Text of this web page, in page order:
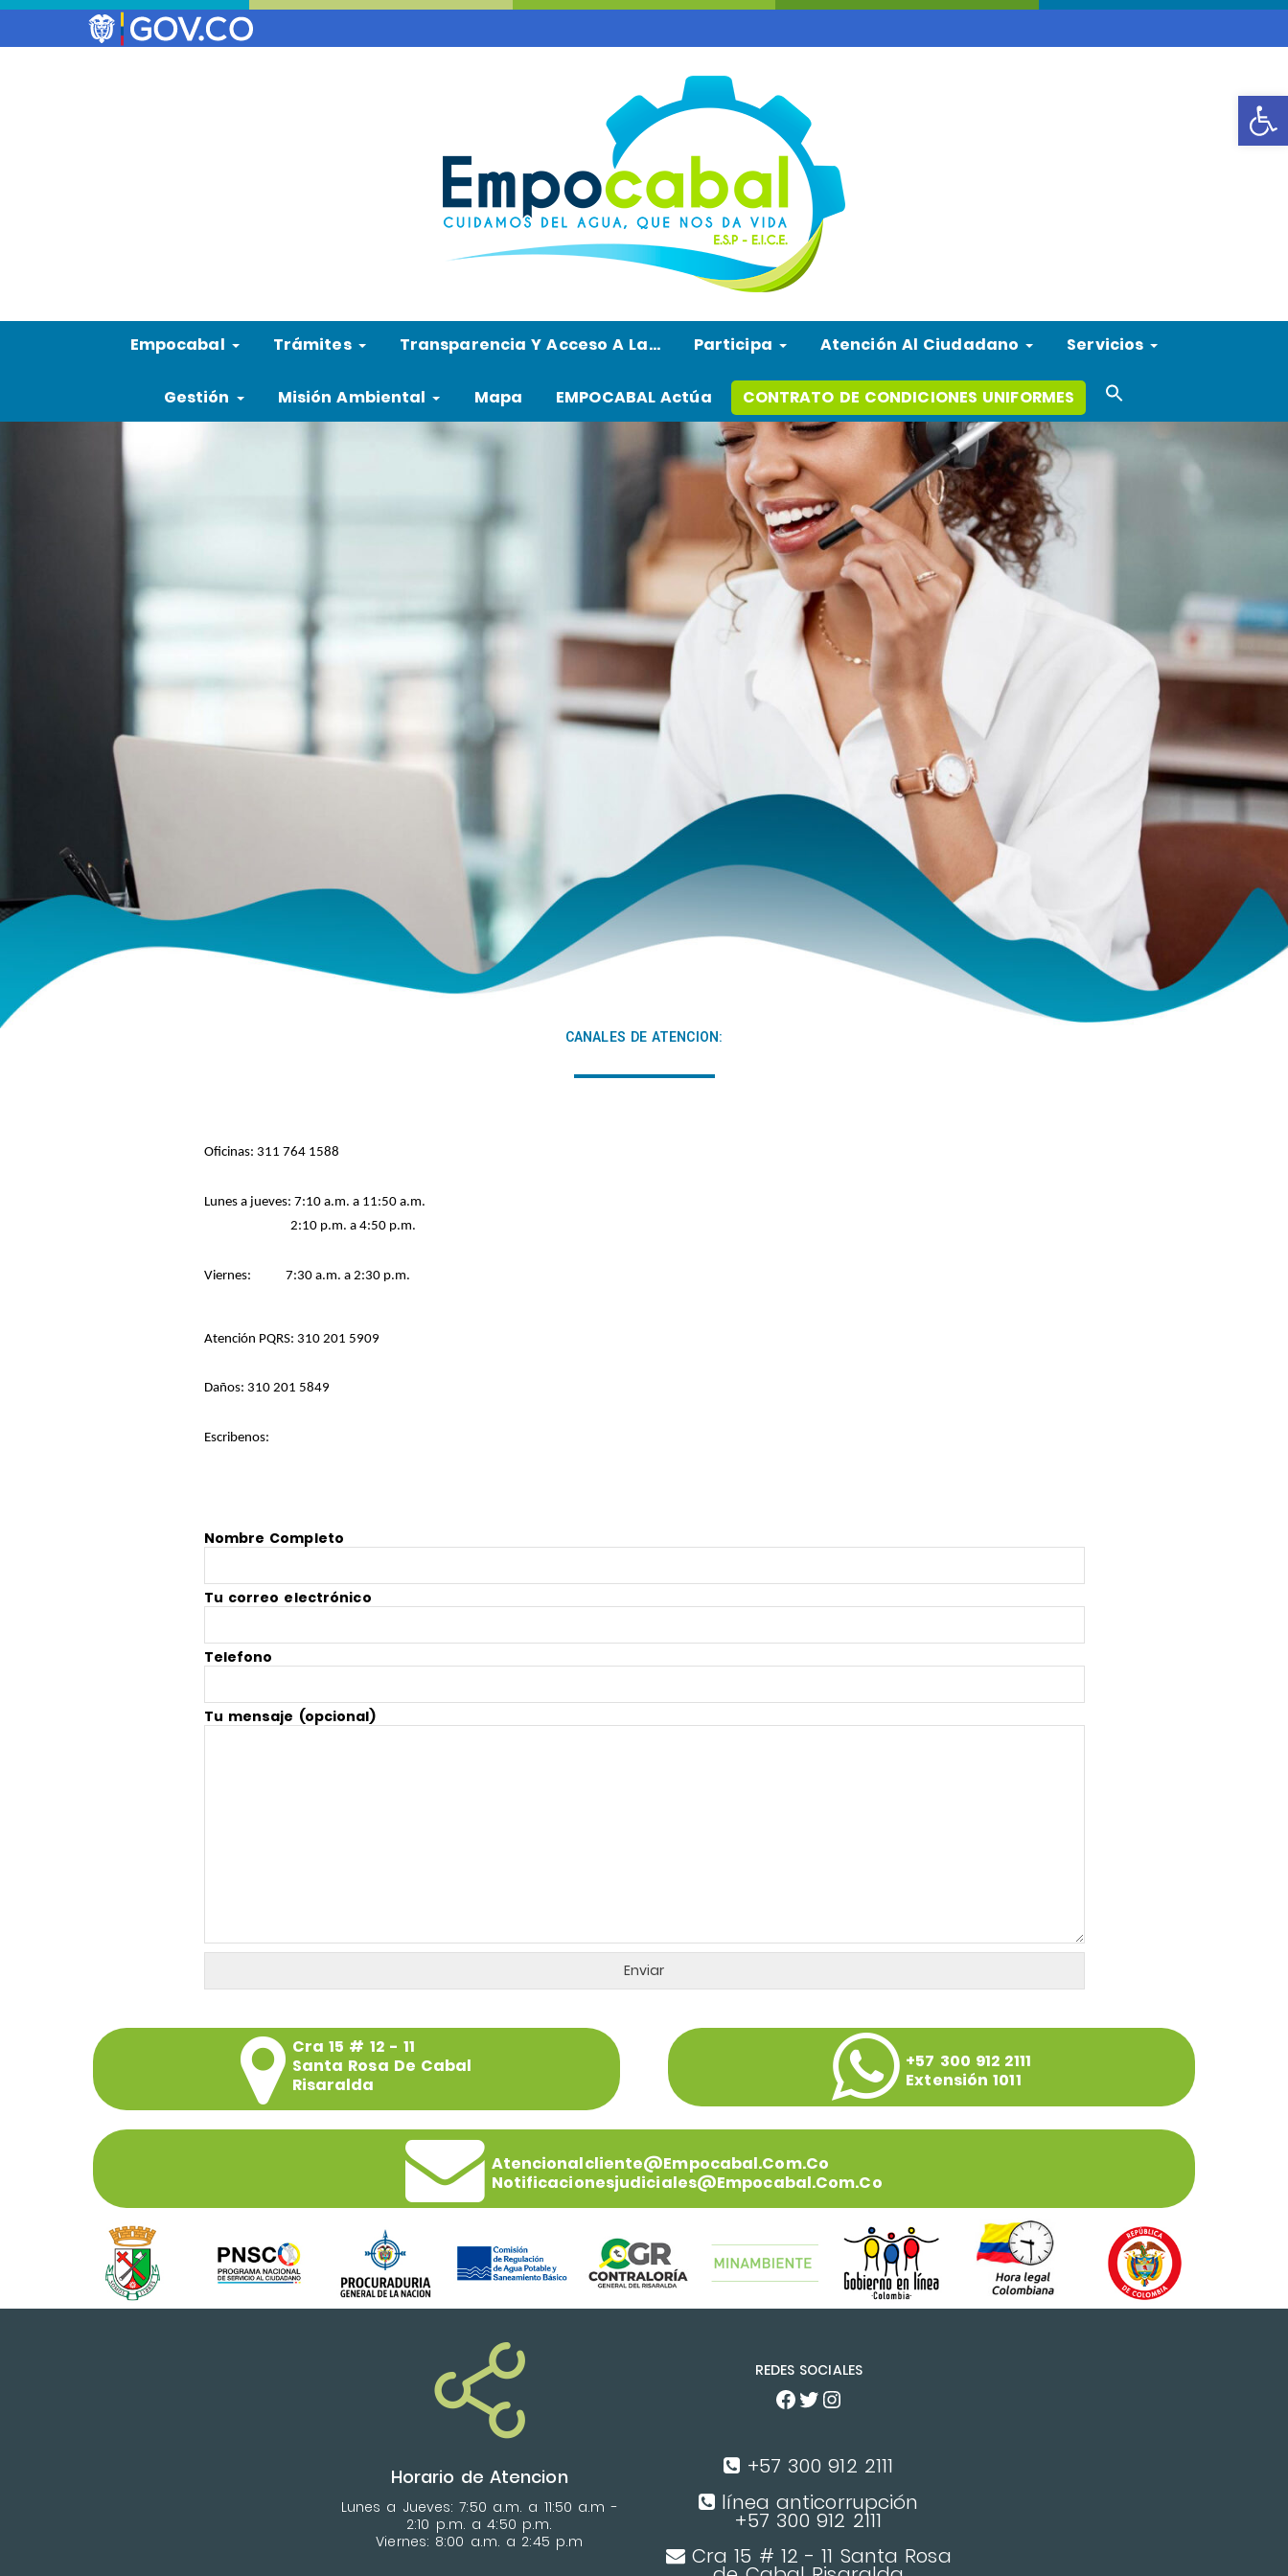
Empocabal Trámites Transparencia Y Acceso A La… Participa Atención Al Ciudadano Servicios
Gestión Misión Ambiental Mapa EMPOCABAL Actúa CONTRATO DE CONDICIONES UNIFORMES
CANALES DE ATENCION:
Oficinas: 311 764 1588
Lunes a jueves: 7:10 a.m. a 11:50 a.m.
2:10 p.m. a 4:50 p.m.
Viernes: 7:30 a.m. a 2:30 p.m.
Atención PQRS: 310 201 5909
Daños: 310 201 5849
Escribenos:
Nombre Completo
Tu correo electrónico
Telefono
Tu mensaje (opcional)
Cra 15 # 12 - 11
Santa Rosa De Cabal
Risaralda
+57 300 912 2111
Extensión 1011
Atencionalcliente@empocabal.com.co
Notificacionesjudiciales@empocabal.com.co
REDES SOCIALES
Horario de Atencion
Lunes a Jueves: 7:50 a.m. a 11:50 a.m -
2:10 p.m. a 4:50 p.m.
Viernes: 8:00 a.m. a 2:45 p.m
+57 300 912 2111
línea anticorrupción
+57 300 912 2111
Cra 15 # 12 - 11 Santa Rosa